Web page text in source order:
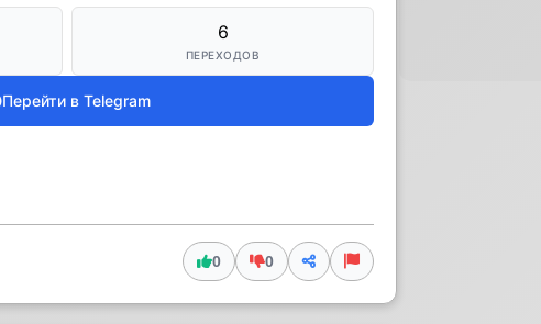
6
ПЕРЕХОДОВ
Перейти в Telegram
0 0